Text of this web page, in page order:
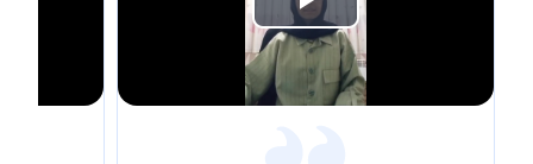
Play
Video